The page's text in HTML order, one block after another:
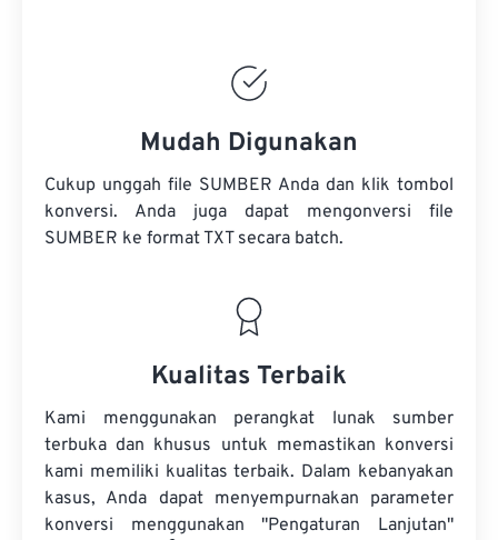
Mudah Digunakan
Cukup unggah file SUMBER Anda dan klik tombol
konversi. Anda juga dapat mengonversi file
SUMBER ke format TXT secara batch.
Kualitas Terbaik
Kami menggunakan perangkat lunak sumber
terbuka dan khusus untuk memastikan konversi
kami memiliki kualitas terbaik. Dalam kebanyakan
kasus, Anda dapat menyempurnakan parameter
konversi menggunakan "Pengaturan Lanjutan"